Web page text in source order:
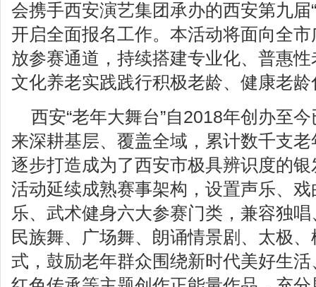
会携手西安演艺集团承办的西安第九届
开启全面报名工作。本活动将面向全
放参赛通道，持续搭建专业化、普惠
文化养老实践践行积极老龄、健康老
西安“老年大舞台”自2018年创办至
来深耕基层、覆盖全域，累计数千支
逐步打造成为了西安市极具辨识度的
活动延续成熟赛事架构，设置声乐、
乐、武术健身六大参赛门类，兼容独
民族舞、广场舞、朗诵情景剧、太极
式，鼓励老年群众围绕新时代美好生